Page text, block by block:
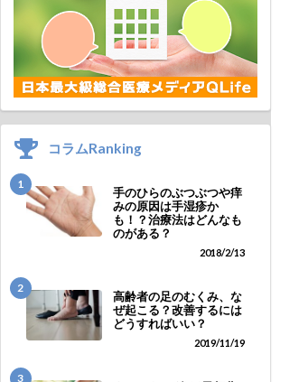
コラムRanking
1
手のひらのぶつぶつや痒
みの原因は手湿疹か
も！？治療法はどんなも
のがある？
2018/2/13
2
高齢者の足のむくみ、な
ぜ起こる？改善するには
どうすればいい？
2019/11/19
3